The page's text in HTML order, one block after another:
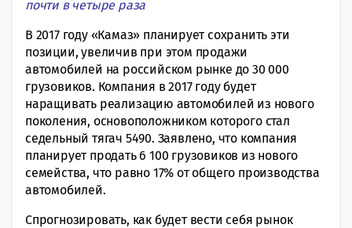
почти в четыре раза
В 2017 году «Камаз» планирует сохранить эти
позиции, увеличив при этом продажи
автомобилей на российском рынке до 30 000
грузовиков. Компания в 2017 году будет
наращивать реализацию автомобилей из нового
поколения, основоположником которого стал
седельный тягач 5490. Заявлено, что компания
планирует продать 6 100 грузовиков из нового
семейства, что равно 17% от общего производства
автомобилей.
Спрогнозировать, как будет вести себя рынок